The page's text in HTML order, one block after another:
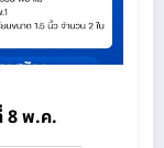
8 พ.ค.